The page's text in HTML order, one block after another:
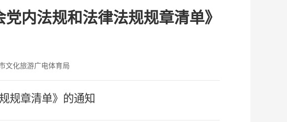
内法规和法律法规规章清单》
文化旅游广电体育局
规章清单》的通知